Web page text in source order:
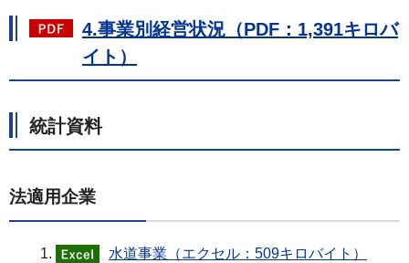
4.事業別経営状況（PDF：1,391キロバ
イト）
統計資料
法適用企業
水道事業（エクセル：509キロバイト）